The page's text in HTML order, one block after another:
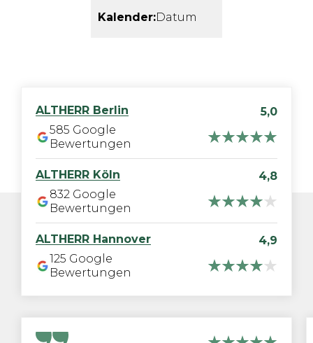
Kalender:Datum
ALTHERR Berlin
5,0
585 Google
Bewertungen
ALTHERR Köln
4,8
832 Google
Bewertungen
ALTHERR Hannover
4,9
125 Google
Bewertungen